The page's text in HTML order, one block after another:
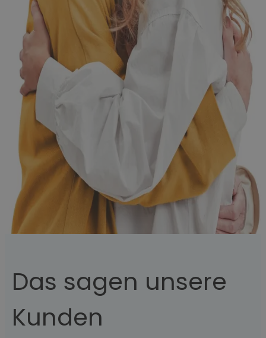
Das sagen unsere
Kunden